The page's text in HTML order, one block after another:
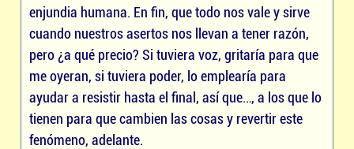
enjundia humana. En fin, que todo nos vale y sirve
cuando nuestros asertos nos llevan a tener razón,
pero ¿a qué precio? Si tuviera voz, gritaría para que
me oyeran, si tuviera poder, lo emplearía para
ayudar a resistir hasta el final, así que…, a los que lo
tienen para que cambien las cosas y revertir este
fenómeno, adelante.